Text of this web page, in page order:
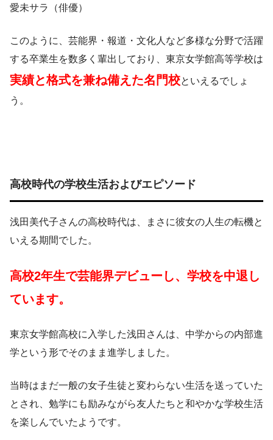
愛未サラ（俳優）
このように、芸能界・報道・文化人など多様な分野で活躍
する卒業生を数多く輩出しており、東京女学館高等学校は
実績と格式を兼ね備えた名門校といえるでしょ
う。
高校時代の学校生活およびエピソード
浅田美代子さんの高校時代は、まさに彼女の人生の転機と
いえる期間でした。
高校2年生で芸能界デビューし、学校を中退し
ています。
東京女学館高校に入学した浅田さんは、中学からの内部進
学という形でそのまま進学しました。
当時はまだ一般の女子生徒と変わらない生活を送っていた
とされ、勉学にも励みながら友人たちと和やかな学校生活
を楽しんでいたようです。